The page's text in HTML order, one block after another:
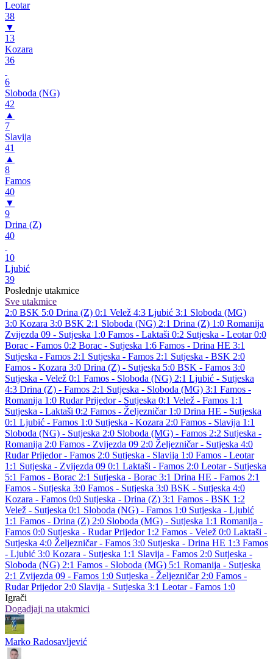
Leotar
38
▼
13
Kozara
36
6
Sloboda (NG)
42
▲
7
Slavija
41
▲
8
Famos
40
▼
9
Drina (Z)
40
10
Ljubić
39
Poslednje utakmice
Sve utakmice
2:0 BSK 5:0 Drina (Z) 0:1 Velež 4:3 Ljubić 3:1 Sloboda (MG)
3:0 Kozara 3:0 BSK 2:1 Sloboda (NG) 2:1 Drina (Z) 1:0 Romanija
Zvijezda 09 - Sutjeska 1:0 Famos - Laktaši 0:2 Sutjeska - Leotar 0:0
Borac - Famos 0:2 Borac - Sutjeska 1:6 Famos - Drina HE 3:1
Sutjeska - Famos 2:1 Sutjeska - Famos 2:1 Sutjeska - BSK 2:0
Famos - Kozara 3:0 Drina (Z) - Sutjeska 5:0 BSK - Famos 3:0
Sutjeska - Velež 0:1 Famos - Sloboda (NG) 2:1 Ljubić - Sutjeska
4:3 Drina (Z) - Famos 2:1 Sutjeska - Sloboda (MG) 3:1 Famos -
Romanija 1:0 Rudar Prijedor - Sutjeska 0:1 Velež - Famos 1:1
Sutjeska - Laktaši 0:2 Famos - Željezničar 1:0 Drina HE - Sutjeska
0:1 Ljubić - Famos 1:0 Sutjeska - Kozara 2:0 Famos - Slavija 1:1
Sloboda (NG) - Sutjeska 2:0 Sloboda (MG) - Famos 2:2 Sutjeska -
Romanija 2:0 Famos - Zvijezda 09 2:0 Željezničar - Sutjeska 4:0
Rudar Prijedor - Famos 2:0 Sutjeska - Slavija 1:0 Famos - Leotar
1:1 Sutjeska - Zvijezda 09 0:1 Laktaši - Famos 2:0 Leotar - Sutjeska
5:1 Famos - Borac 2:1 Sutjeska - Borac 3:1 Drina HE - Famos 2:1
Famos - Sutjeska 3:0 Famos - Sutjeska 3:0 BSK - Sutjeska 4:0
Kozara - Famos 0:0 Sutjeska - Drina (Z) 3:1 Famos - BSK 1:2
Velež - Sutjeska 0:1 Sloboda (NG) - Famos 1:0 Sutjeska - Ljubić
1:1 Famos - Drina (Z) 2:0 Sloboda (MG) - Sutjeska 1:1 Romanija -
Famos 0:0 Sutjeska - Rudar Prijedor 1:2 Famos - Velež 0:0 Laktaši -
Sutjeska 4:0 Željezničar - Famos 3:0 Sutjeska - Drina HE 1:3 Famos
- Ljubić 3:0 Kozara - Sutjeska 1:1 Slavija - Famos 2:0 Sutjeska -
Sloboda (NG) 2:1 Famos - Sloboda (MG) 5:1 Romanija - Sutjeska
2:1 Zvijezda 09 - Famos 1:0 Sutjeska - Željezničar 2:0 Famos -
Rudar Prijedor 2:0 Slavija - Sutjeska 3:1 Leotar - Famos 1:0
Igrači
Dogadjaji na utakmici
Marko Radosavljević